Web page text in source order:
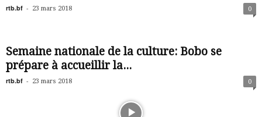
rtb.bf - 23 mars 2018 0
Semaine nationale de la culture: Bobo se
prépare à accueillir la...
rtb.bf - 23 mars 2018 0